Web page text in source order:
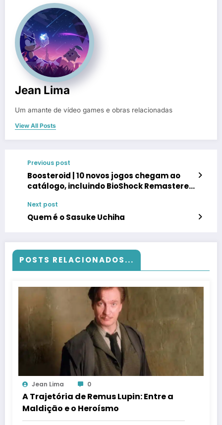
Jean Lima
Um amante de vídeo games e obras relacionadas
View All Posts
Previous post
Boosteroid | 10 novos jogos chegam ao
catálogo, incluindo BioShock Remastered
Next post
Quem é o Sasuke Uchiha
POSTS RELACIONADOS...
Jean Lima 0
A Trajetória de Remus Lupin: Entre a
Maldição e o Heroísmo